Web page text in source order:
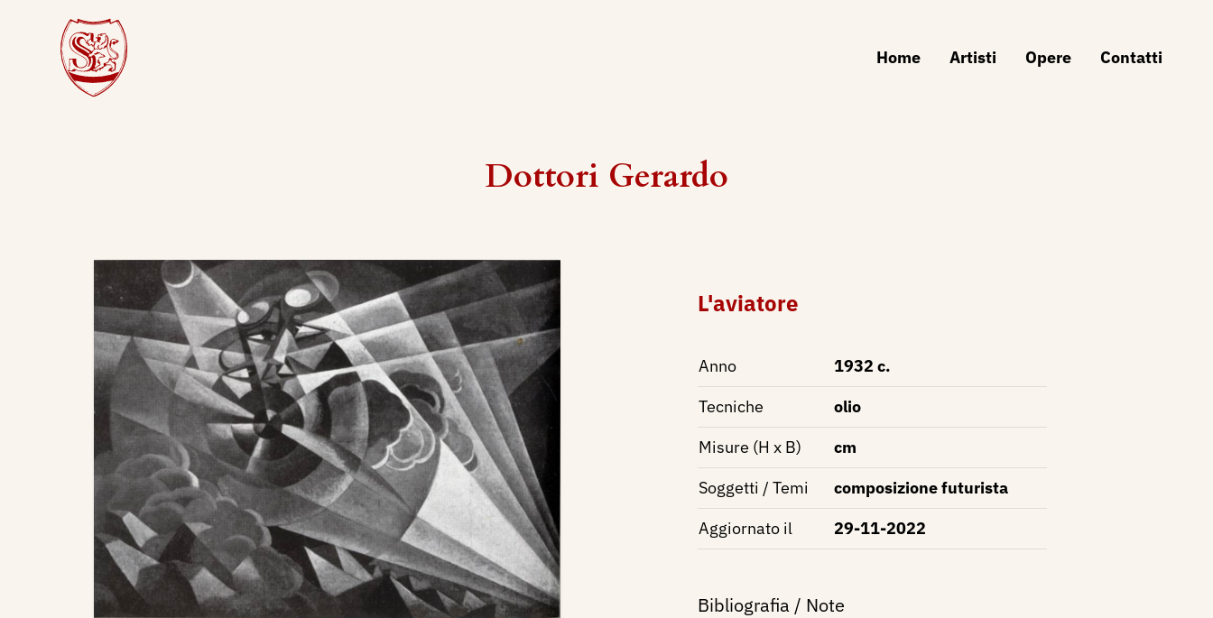
Home Artisti Opere Contatti
Dottori Gerardo
L'aviatore
Anno
1932 c.
Tecniche
olio
Misure (H x B)
cm
Soggetti / Temi
composizione futurista
Aggiornato il
29-11-2022
Bibliografia / Note